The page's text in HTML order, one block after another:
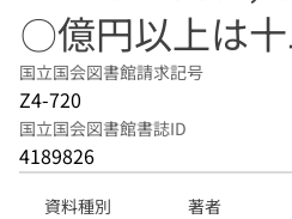
〇億円以上は
国立国会図書館請求記号
Z4-720
国立国会図書館書誌ID
4189826
資料種別 著者